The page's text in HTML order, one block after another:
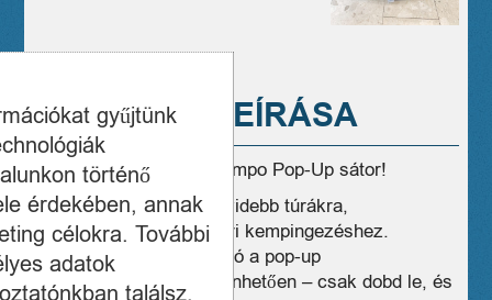
A TERMÉK LEÍRÁSA
Eladó ÚJ! High Peak Campo Pop-Up sátor!
Ideális fesztiválokra, rövidebb túrákra,
strandoláshoz vagy nyári kempingezéshez.
Pillanatok alatt felállítható a pop-up
mechanizmusnak köszönhetően – csak dobd le, és
gyűjtünk
történő
érdekében, annak
célokra. További
adatok
találsz,